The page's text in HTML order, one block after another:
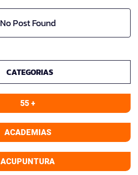
No Post Found
CATEGORIAS
55 +
ACADEMIAS
ACUPUNTURA